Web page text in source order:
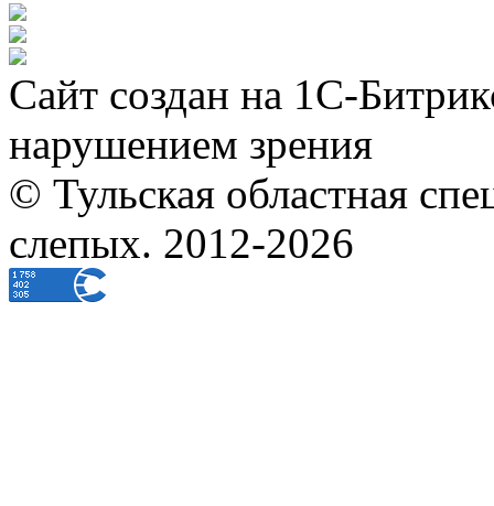
Сайт создан на 1С-
нарушением зрения
© Тульская областная
слепых. 2012-2026